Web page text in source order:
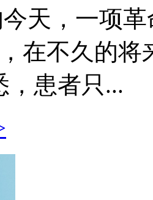
天，一项
在不久的
，患者只...